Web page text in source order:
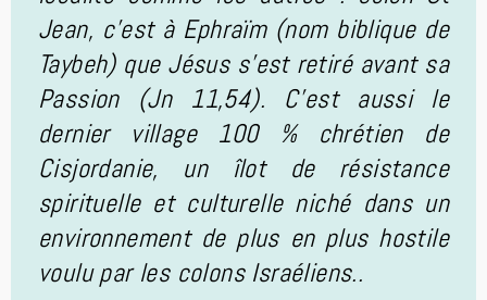
Jean, c'est à Ephraïm (nom biblique de
Taybeh) que Jésus s'est retiré avant sa
Passion (Jn 11,54). C’est aussi le
dernier village 100 % chrétien de
Cisjordanie, un îlot de résistance
spirituelle et culturelle niché dans un
environnement de plus en plus hostile
voulu par les colons Israéliens..